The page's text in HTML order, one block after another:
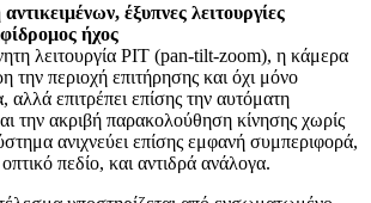
έξυπνες λειτουργίες
ήχος
λειτουργία PIT (pan-tilt-zoom), η κάμερα
την περιοχή επιτήρησης και όχι μόνο
αλλά επιτρέπει επίσης την αυτόματη
την ακριβή παρακολούθηση κίνησης χωρίς
ανιχνεύει επίσης εμφανή συμπεριφορά,
πεδίο, και αντιδρά ανάλογα.